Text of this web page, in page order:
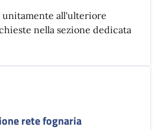
unitamente all'ulteriore
nella sezione dedicata
rete fognaria